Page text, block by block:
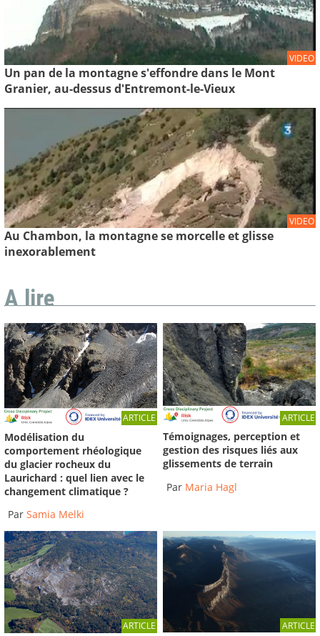
VIDEO
Un pan de la montagne s'effondre dans le Mont
Granier, au-dessus d'Entremont-le-Vieux
VIDEO
Au Chambon, la montagne se morcelle et glisse
inexorablement
A lire
ARTICLE
Modélisation du
comportement rhéologique
du glacier rocheux du
Laurichard : quel lien avec le
changement climatique ?
Par Samia Melki
ARTICLE
Témoignages, perception et
gestion des risques liés aux
glissements de terrain
Par Maria Hagl
ARTICLE ARTICLE